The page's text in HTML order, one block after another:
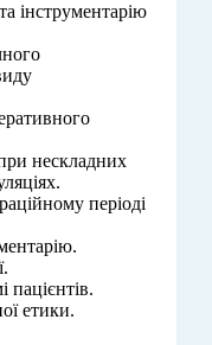
інструментарію
нескладних
періоді
етики.